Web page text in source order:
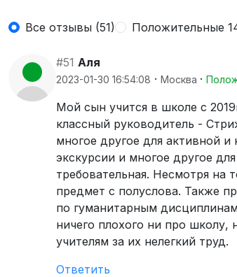
Все отзывы (51) Положительные
#51 Аля
2023-01-30 16:54:08 · Москва ·
Мой сын учится в школе с
классный руководитель -
многое другое для активной
экскурсии и многое другое
требовательная. Несмотря
предмет с полуслова. Также
по гуманитарным
ничего плохого ни про школу,
учителям за их нелегкий труд.
Ответить